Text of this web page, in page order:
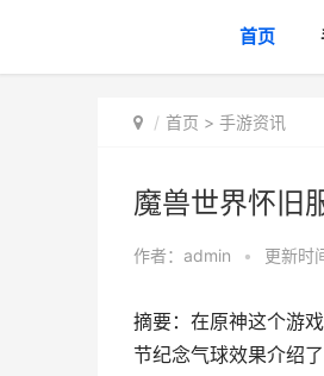
首页
首页 > 手游资讯
魔兽世界怀旧
作者： admin • 更新时
摘要：在原神这个游
节纪念气球效果介绍